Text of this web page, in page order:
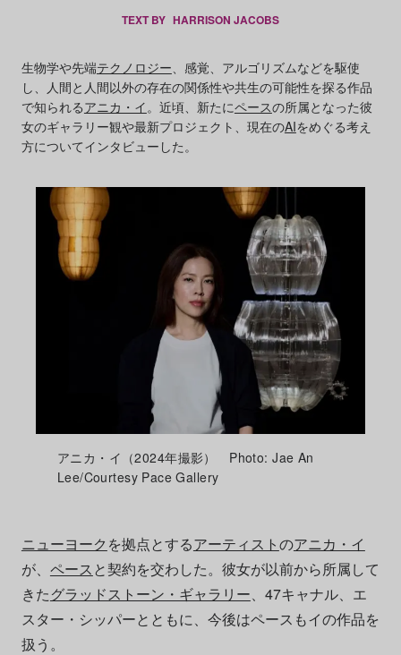
TEXT BY HARRISON JACOBS
生物学や先端テクノロジー、感覚、アルゴリズムなどを駆使
し、人間と人間以外の存在の関係性や共生の可能性を探る作品
で知られるアニカ・イ。近頃、新たにペースの所属となった彼
女のギャラリー観や最新プロジェクト、現在のAIをめぐる考え
方についてインタビューした。
アニカ・イ（2024年撮影） Photo: Jae An
Lee/Courtesy Pace Gallery
ニューヨーク を拠点とするアーティストのアニカ・イ
が、 ペースと契約を交わした。彼女が以前から所属して
きたグラッドストーン・ギャラリー、47キャナル、エ
スター・シッパーとともに、今後はペースもイの作品を
扱う。